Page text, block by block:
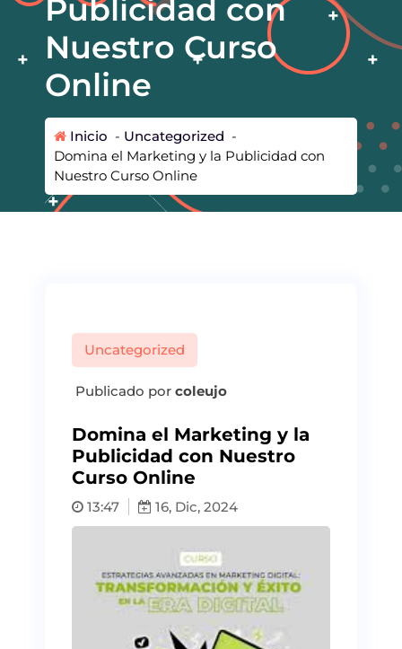
Publicidad con
Nuestro Curso
Online
Inicio - Uncategorized -
Domina el Marketing y la Publicidad con
Nuestro Curso Online
Uncategorized
Publicado por coleujo
Domina el Marketing y la
Publicidad con Nuestro
Curso Online
13:47 16, Dic, 2024